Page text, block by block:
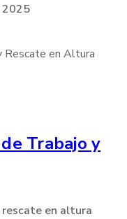
2025
Trabajo y
en altura